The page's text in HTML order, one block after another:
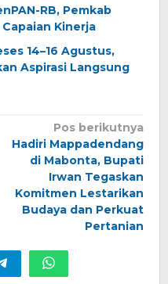
RB, Pemkab
Kinerja
14–16 Agustus,
Aspirasi Langsung
Pos berikutnya
Hadiri Mappadendang
di Mabonta, Bupati
Irwan Tegaskan
Komitmen Lestarikan
Budaya dan Perkuat
Pertanian